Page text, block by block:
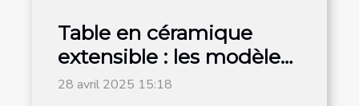
Table en céramique
extensible : les modèles
les plus en vogue sont
28 avril 2025 15:18